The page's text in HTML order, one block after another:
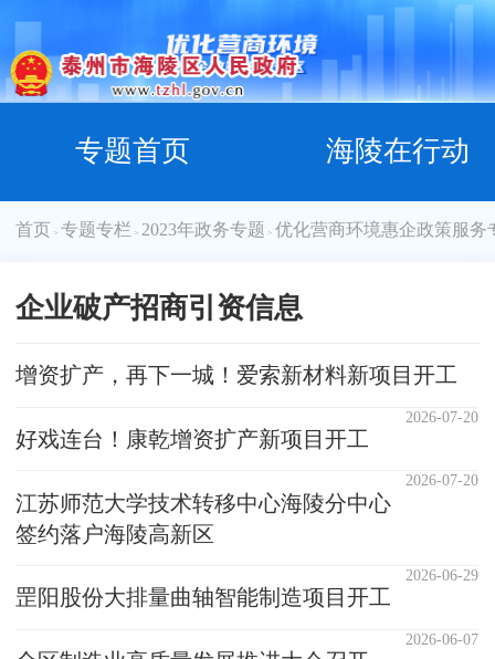
专题首页 海陵在行动
首页 > 专题专栏 >2023年政务专题 >优化营商环境惠企政策服务
企业破产招商引资信息
增资扩产，再下一城！爱索新材料新项目开工
2026-07-20
好戏连台！康乾增资扩产新项目开工
2026-07-20
江苏师范大学技术转移中心海陵分中心
签约落户海陵高新区
2026-06-29
罡阳股份大排量曲轴智能制造项目开工
2026-06-07